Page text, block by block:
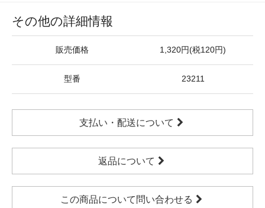
その他の詳細情報
販売価格 1,320円(税120円)
型番 23211
支払い・配送について
返品について
この商品について問い合わせる